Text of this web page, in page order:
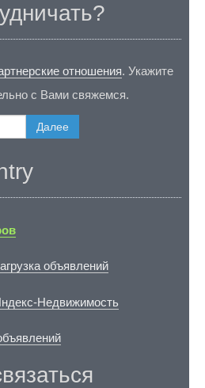
отношения. Укажите
с Вами свяжемся.
Далее
объявлений
Недвижимость